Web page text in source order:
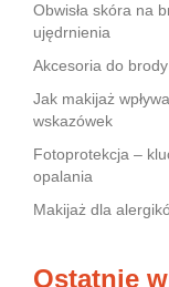
Obwisła skóra na
ujędrnienia
Akcesoria do
Jak makijaż
wskazówek
Fotoprotekcja –
opalania
Makijaż dla
Ostatnie